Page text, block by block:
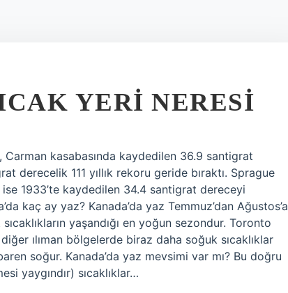
YERI NERESI
Carman kasabasında kaydedilen 36.9 santigrat
derecelik 111 yıllık rekoru geride bıraktı. Sprague
1933’te kaydedilen 34.4 santigrat dereceyi
kaç ay yaz? Kanada’da yaz Temmuz’dan Ağustos’a
yaşandığı en yoğun sezondur. Toronto
ılıman bölgelerde biraz daha soğuk sıcaklıklar
soğur. Kanada’da yaz mevsimi var mı? Bu doğru
yaygındır) sıcaklıklar…